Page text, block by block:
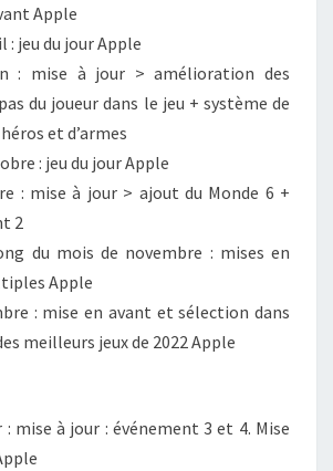
Apple
: jeu du jour Apple
: mise à jour > amélioration des
du joueur dans le jeu + système de
et d’armes
: jeu du jour Apple
: mise à jour > ajout du Monde 6 +
2
du mois de novembre : mises en
Apple
: mise en avant et sélection dans
meilleurs jeux de 2022 Apple
: mise à jour : événement 3 et 4. Mise